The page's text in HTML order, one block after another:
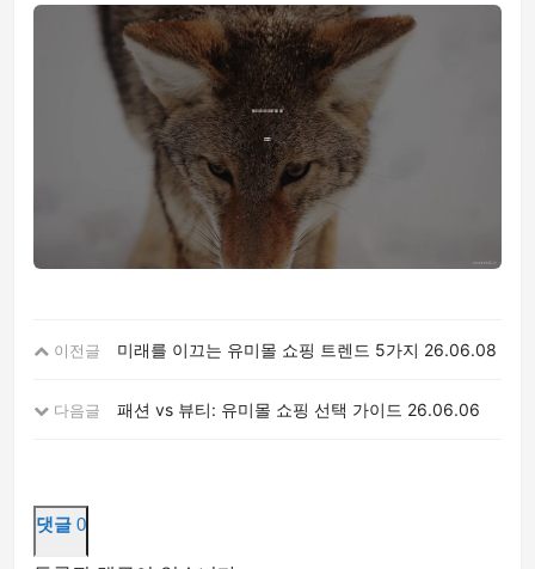
이전글 미래를 이끄는 유미몰 쇼핑 트렌드 5가지 26.06.08
다음글 패션 vs 뷰티: 유미몰 쇼핑 선택 가이드 26.06.06
댓글 0